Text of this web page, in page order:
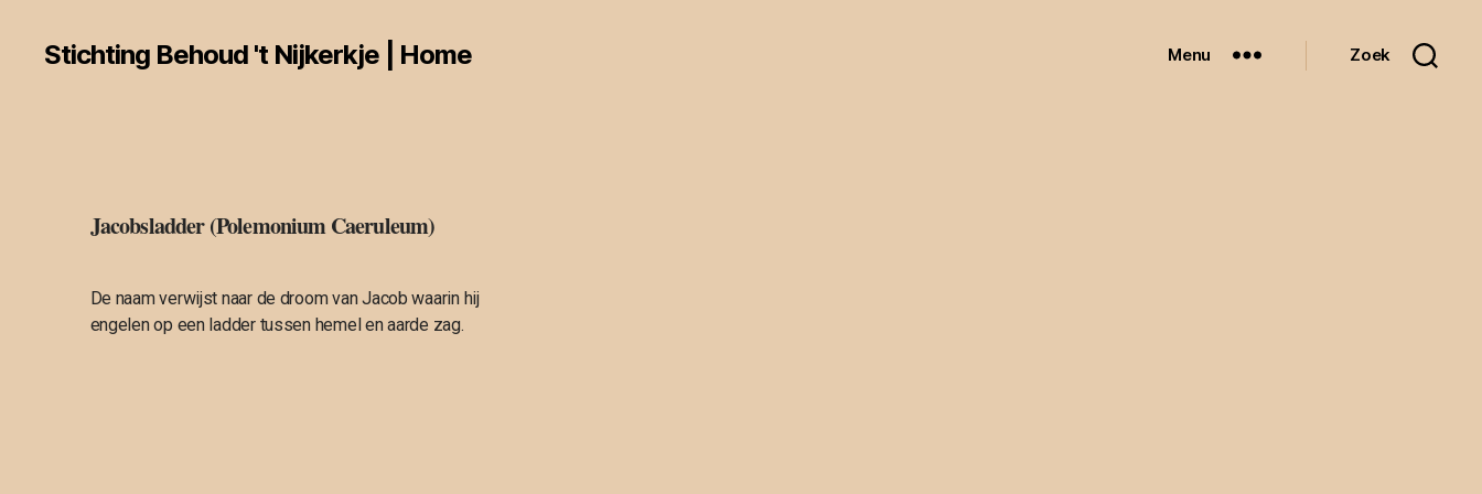
Stichting Behoud 't Nijkerkje | Home Menu Zoek
Jacobsladder (Polemonium Caeruleum)
De naam verwijst naar de droom van Jacob waarin hij
engelen op een ladder tussen hemel en aarde zag.